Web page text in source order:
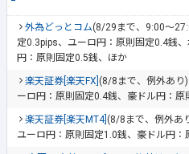
外為どっとコム(8/29まで、9:00～
定0.3pips、ユーロ円：原則固定0.4銭
円：原則固定0.5銭、ほか
楽天証券[楽天FX] (8/8まで、例外あり
ーロ円：原則固定0.4銭、豪ドル円：原
楽天証券[楽天MT4] (8/8まで、例外あ
ユーロ円：原則固定1.0銭、豪ドル円